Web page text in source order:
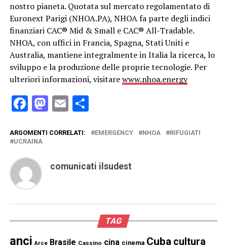
nostro pianeta. Quotata sul mercato regolamentato di
Euronext Parigi (NHOA.PA), NHOA fa parte degli indici
finanziari CAC® Mid & Small e CAC® All-Tradable.
NHOA, con uffici in Francia, Spagna, Stati Uniti e
Australia, mantiene integralmente in Italia la ricerca, lo
sviluppo e la produzione delle proprie tecnologie. Per
ulteriori informazioni, visitarewww.nhoa.energy
Facebook
Mastodon
EmailCondividi
ARGOMENTI CORRELATI: EMERGENCY NHOA
RIFUGIATI
UCRAINA
comunicati ilsudest
TAG
anci Arce Brasile Cassino cina cinema Cuba cultura